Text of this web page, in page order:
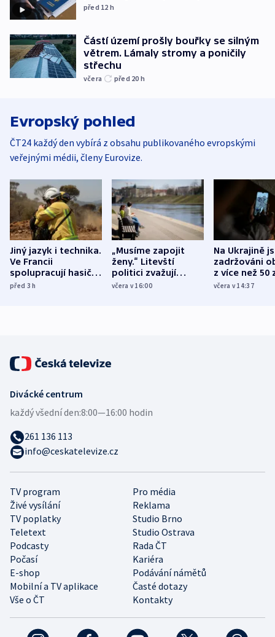
před 12 h
Částí území prošly bouřky se silným
větrem. Lámaly stromy a poničily
střechu
včera před 20 h
Evropský pohled
ČT24 každý den vybírá z obsahu publikovaného evropskými
veřejnými médii, členy Eurovize.
Jiný jazyk i technika.
Ve Francii
spolupracují hasiči z
různých zemí
před 3h
„Musíme zapojit
ženy.“ Litevští
politici zvažují
dohodu o
včera v 16:00
Na Ukrajině
zadržováni
z více než 50
Bojovali na
včera v 14:37
TV program
Pro média
Živé vysílání
Reklama
TV poplatky
Studio Brno
Teletext
Studio Ostrava
Podcasty
Rada ČT
Počasí
Kariéra
E-shop
Podávání námětů
Mobilní a TV aplikace
Časté dotazy
Vše o ČT
Kontakty
Divácké centrum
každý všední den:8:00—16:00 hodin
261 136 113
info@ceskatelevize.cz